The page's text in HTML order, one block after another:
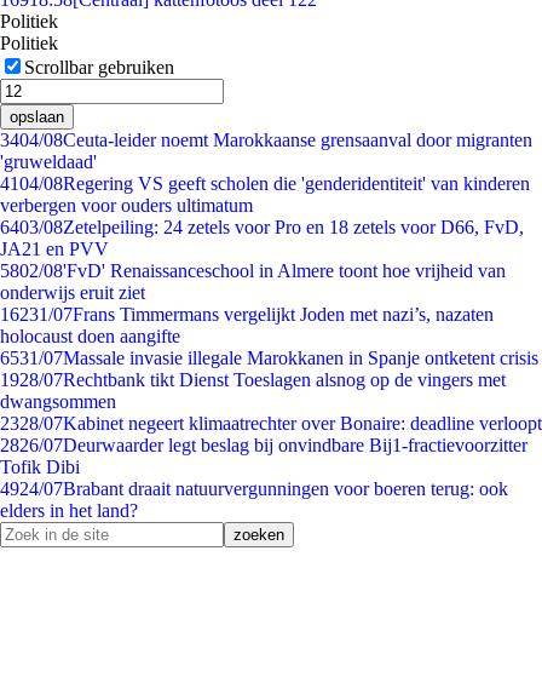
Politiek
Politiek
Scrollbar gebruiken
opslaan
3404/08Ceuta-leider noemt Marokkaanse grensaanval door migranten
'gruweldaad'
4104/08Regering VS geeft scholen die 'genderidentiteit' van kinderen
verbergen voor ouders ultimatum
6403/08Zetelpeiling: 24 zetels voor Pro en 18 zetels voor D66, FvD,
JA21 en PVV
5802/08'FvD' Renaissanceschool in Almere toont hoe vrijheid van
onderwijs eruit ziet
16231/07Frans Timmermans vergelijkt Joden met nazi’s, nazaten
holocaust doen aangifte
6531/07Massale invasie illegale Marokkanen in Spanje ontketent crisis
1928/07Rechtbank tikt Dienst Toeslagen alsnog op de vingers met
dwangsommen
2328/07Kabinet negeert klimaatrechter over Bonaire: deadline verloopt
2826/07Deurwaarder legt beslag bij onvindbare Bij1-fractievoorzitter
Tofik Dibi
4924/07Brabant draait natuurvergunningen voor boeren terug: ook
elders in het land?